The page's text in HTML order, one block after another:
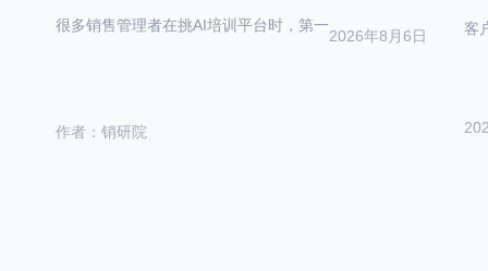
作者：销研院
2026年8月6日
很多销售管理者在挑AI培训平台时，第一 客